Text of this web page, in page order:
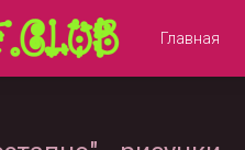
Главная